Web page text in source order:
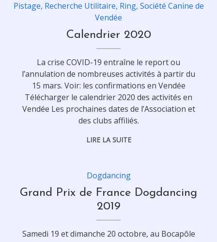
Pistage, Recherche Utilitaire, Ring, Société Canine de
Vendée
Calendrier 2020
La crise COVID-19 entraîne le report ou
l’annulation de nombreuses activités à partir du
15 mars. Voir: les confirmations en Vendée
Télécharger le calendrier 2020 des activités en
Vendée Les prochaines dates de l’Association et
des clubs affiliés.
LIRE LA SUITE
Dogdancing
Grand Prix de France Dogdancing
2019
Samedi 19 et dimanche 20 octobre, au Bocapôle